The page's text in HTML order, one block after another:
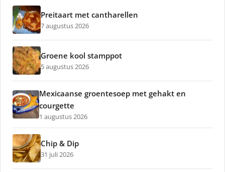
Preitaart met cantharellen
7 augustus 2026
Groene kool stamppot
5 augustus 2026
Mexicaanse groentesoep met gehakt en
courgette
1 augustus 2026
Chip & Dip
31 juli 2026